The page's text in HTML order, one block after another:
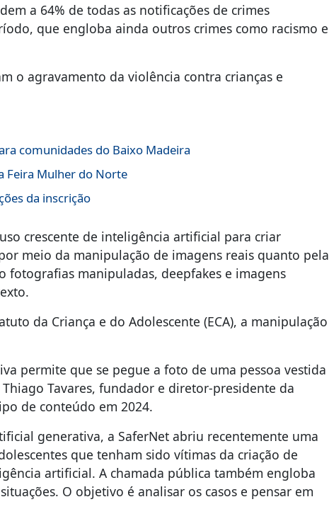
a 64% de todas as notificações de crimes
que engloba ainda outros crimes como racismo e
o agravamento da violência contra crianças e
comunidades do Baixo Madeira
Feira Mulher do Norte
da inscrição
crescente de inteligência artificial para criar
meio da manipulação de imagens reais quanto pela
fotografias manipuladas, deepfakes e imagens
da Criança e do Adolescente (ECA), a manipulação
permite que se pegue a foto de uma pessoa vestida
Tavares, fundador e diretor-presidente da
de conteúdo em 2024.
generativa, a SaferNet abriu recentemente uma
que tenham sido vítimas da criação de
artificial. A chamada pública também engloba
O objetivo é analisar os casos e pensar em